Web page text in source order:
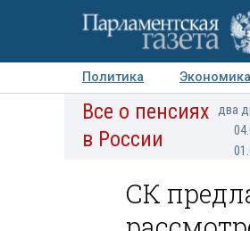
Политика Экономика
Авторы Персоны
Все о пенсиях
в России
два
СК